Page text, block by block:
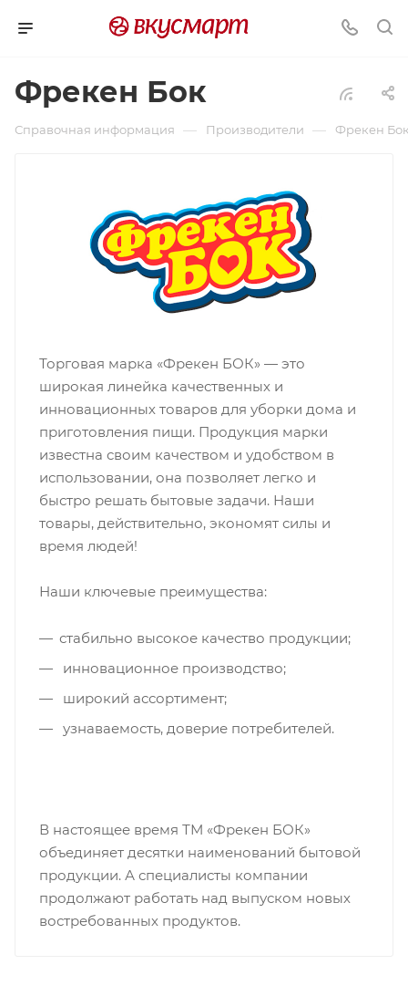
Фрекен Бок
Справочная информация — Производители — Фрекен
Торговая марка «Фрекен БОК» — это
широкая линейка качественных и
инновационных товаров для уборки дома и
приготовления пищи. Продукция марки
известна своим качеством и удобством в
использовании, она позволяет легко и
быстро решать бытовые задачи. Наши
товары, действительно, экономят силы и
время людей!
Наши ключевые преимущества:
стабильно высокое качество продукции;
инновационное производство;
широкий ассортимент;
узнаваемость, доверие потребителей.
В настоящее время ТМ «Фрекен БОК»
объединяет десятки наименований бытовой
продукции. А специалисты компании
продолжают работать над выпуском новых
востребованных продуктов.